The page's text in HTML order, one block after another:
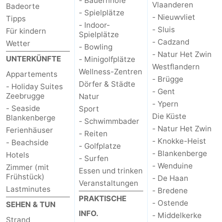
Haan
Bredene
-
Ostende
-
Middelkerke
-
Westende
Wetter
Kontakt
Badeorte
Tipps
Für kindern
Wetter
UNTERKÜNFTE
Appartements
- Holiday Suites
Zeebrugge
- Seaside
Blankenberge
Ferienhäuser
- Beachside
Hotels
Zimmer (mit
Frühstück)
Lastminutes
SEHEN & TUN
Strand
- Spielplätze
- Indoor-
Spielplätze
- Bowling
- Minigolfplätze
Wellness-Zentren
Dörfer & Städte
Natur
Sport
- Schwimmbader
- Reiten
- Golfplatze
- Surfen
Essen und trinken
Veranstaltungen
PRAKTISCHE
INFO.
Vlaanderen
- Nieuwvliet
- Sluis
- Cadzand
- Natur Het Zwin
Westflandern
- Brügge
- Gent
- Ypern
Die Küste
- Natur Het Zwin
- Knokke-Heist
- Blankenberge
- Wenduine
- De Haan
- Bredene
- Ostende
- Middelkerke